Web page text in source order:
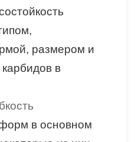
размером и
в
в основном